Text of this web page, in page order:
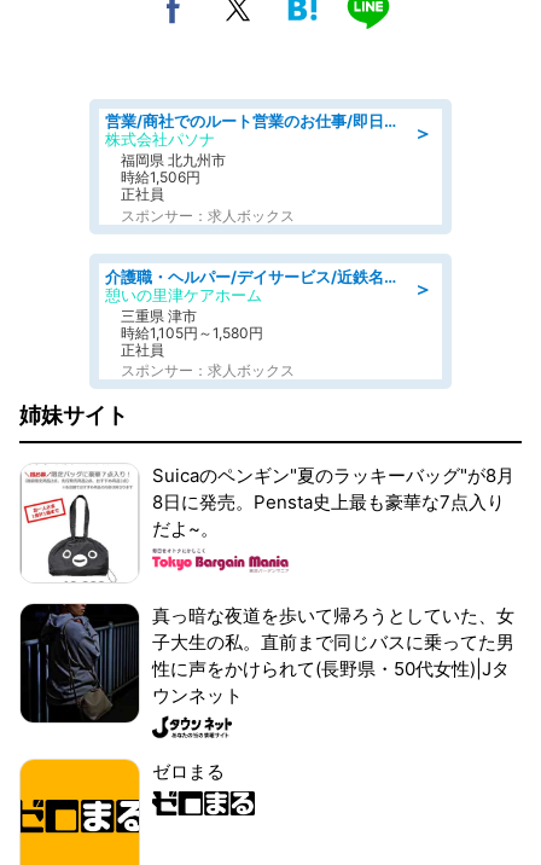
＞
営業/商社でのルート営業のお仕事/即日勤務可/車通勤可/営業
株式会社パソナ
福岡県 北九州市
時給1,506円
正社員
スポンサー：求人ボックス
＞
介護職・ヘルパー/デイサービス/近鉄名古屋線 高田本山/津市/三重県
憩いの里津ケアホーム
三重県 津市
時給1,105円～1,580円
正社員
スポンサー：求人ボックス
姉妹サイト
Suicaのペンギン"夏のラッキーバッグ"が8月
8日に発売。Pensta史上最も豪華な7点入り
だよ~。
真っ暗な夜道を歩いて帰ろうとしていた、女
子大生の私。直前まで同じバスに乗ってた男
性に声をかけられて(長野県・50代女性)|Jタ
ウンネット
ゼロまる